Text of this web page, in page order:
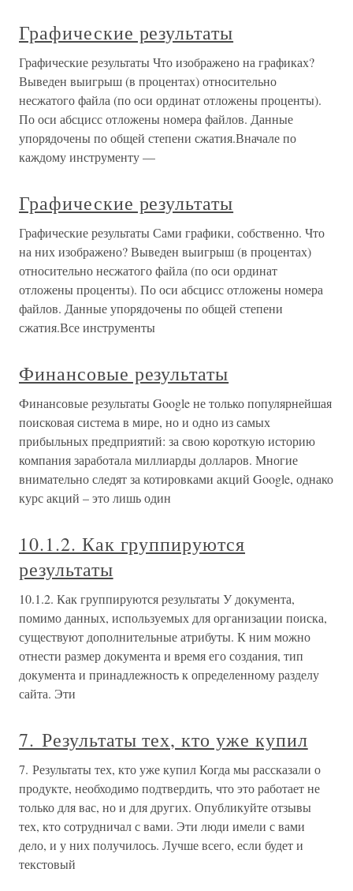
Графические результаты
Графические результаты Что изображено на графиках?
Выведен выигрыш (в процентах) относительно
несжатого файла (по оси ординат отложены проценты).
По оси абсцисс отложены номера файлов. Данные
упорядочены по общей степени сжатия.Вначале по
каждому инструменту —
Графические результаты
Графические результаты Сами графики, собственно. Что
на них изображено? Выведен выигрыш (в процентах)
относительно несжатого файла (по оси ординат
отложены проценты). По оси абсцисс отложены номера
файлов. Данные упорядочены по общей степени
сжатия.Все инструменты
Финансовые результаты
Финансовые результаты Google не только популярнейшая
поисковая система в мире, но и одно из самых
прибыльных предприятий: за свою короткую историю
компания заработала миллиарды долларов. Многие
внимательно следят за котировками акций Google, однако
курс акций – это лишь один
10.1.2. Как группируются
результаты
10.1.2. Как группируются результаты У документа,
помимо данных, используемых для организации поиска,
существуют дополнительные атрибуты. К ним можно
отнести размер документа и время его создания, тип
документа и принадлежность к определенному разделу
сайта. Эти
7. Результаты тех, кто уже купил
7. Результаты тех, кто уже купил Когда мы рассказали о
продукте, необходимо подтвердить, что это работает не
только для вас, но и для других. Опубликуйте отзывы
тех, кто сотрудничал с вами. Эти люди имели с вами
дело, и у них получилось. Лучше всего, если будет и
текстовый